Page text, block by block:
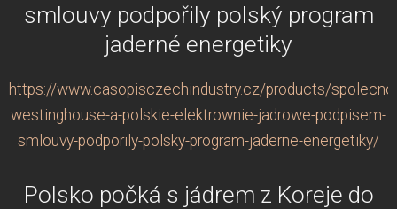
smlouvy podpořily polský program
jaderné energetiky
https://www.casopisczechindustry.cz/products/
westinghouse-a-polskie-elektrownie-jadrowe-podpisem-
smlouvy-podporily-polsky-program-jaderne-energetiky/
Polsko počká s jádrem z Koreje do